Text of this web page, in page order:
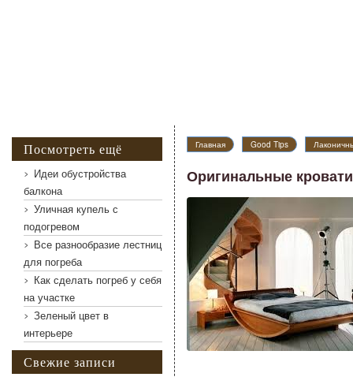
Главная Good Tips
Оригинальные
Посмотреть ещё
Идеи обустройства
балкона
Уличная купель с
подогревом
Все разнообразие лестниц
для погреба
Как сделать погреб у себя
на участке
Зеленый цвет в
интерьере
Свежие записи